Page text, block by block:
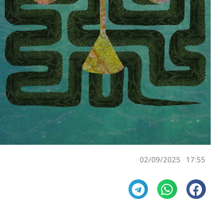
17:55
02/09/2025